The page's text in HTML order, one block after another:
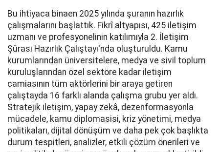
Bu ihtiyaca binaen 2025 yılında şuranın hazırlık
çalışmalarını başlattık. Fikrî altyapısı, 425 iletişim
uzmanı ve profesyonelinin katılımıyla 2. İletişim
Şûrası Hazırlık Çalıştayı'nda oluşturuldu. Kamu
kurumlarından üniversitelere, medya ve sivil toplum
kuruluşlarından özel sektöre kadar iletişim
camiasının tüm aktörlerini bir araya getiren
çalıştayda 16 farklı alanda çalışma grubu yer aldı.
Stratejik iletişim, yapay zekâ, dezenformasyonla
mücadele, kamu diplomasisi, kriz yönetimi, medya
politikaları, dijital dönüşüm ve daha pek çok başlıkta
durum tespitleri, analizler, etkili çözüm önerileri ve